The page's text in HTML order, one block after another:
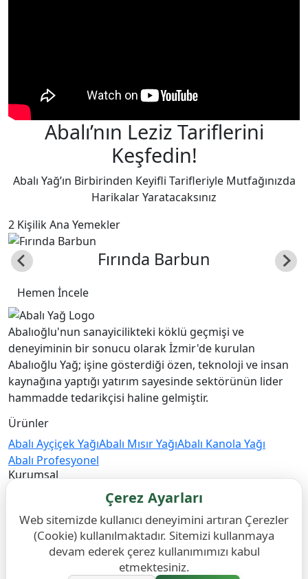
Abalı’nın Leziz Tariflerini
Keşfedin!
Abalı Yağ’ın Birbirinden Keyifli Tarifleriyle Mutfağınızda
Harikalar Yaratacaksınız
2 KişilikAna Yemekler
Fırında Barbun
Hemen İncele
Abalıoğlu'nun sanayicilikteki köklü geçmişi ve
deneyiminin bir sonucu olarak İzmir'de kurulan
Abalıoğlu Yağ; işine gösterdiği özen, teknoloji ve insan
kaynağına yaptığı yatırım sayesinde sektörünün lider
hammadde tedarikçisi haline gelmiştir.
Ürünler
Abalı Ayçiçek YağıAbalı Mısır YağıAbalı Kanola Yağı
Abalı Profesyonel
Kurumsal
Abalıoğlu YağKalite Anlayışımız
Bizi Takip Edin
Çerez Ayarları
Web sitemizde kullanıcı deneyimini artıran Çerezler
(Cookie) kullanılmaktadır. Sitemizi kullanmaya
devam ederek çerez kullanımımızı kabul
etmektesiniz.